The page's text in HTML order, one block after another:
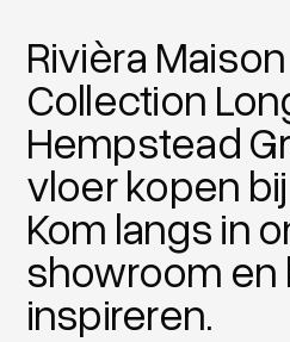
Rivièra
Collection
Hempstead
vloer kopen
Kom langs in
showroom en
inspireren.